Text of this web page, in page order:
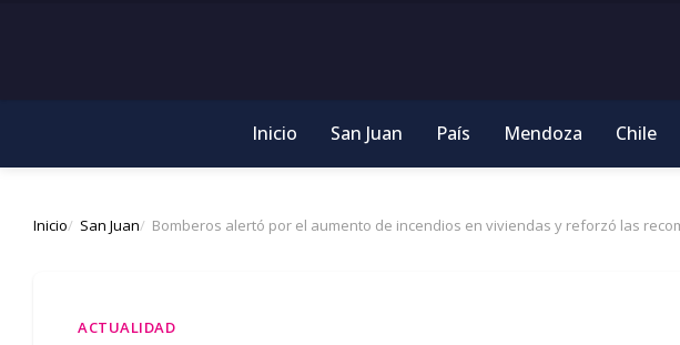
Inicio San Juan País Mendoza Chile
Inicio San Juan Bomberos alertó por el aumento de incendios en viviendas y reforzó las
ACTUALIDAD